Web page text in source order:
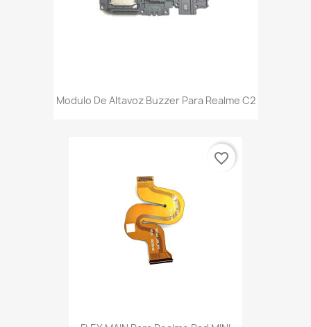
Modulo De Altavoz Buzzer Para Realme C2
favorite_border